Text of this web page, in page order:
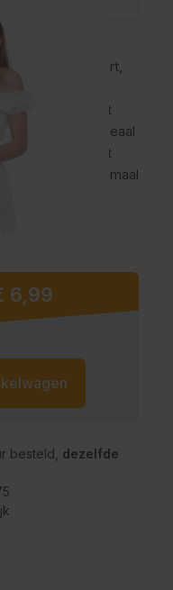
met schort,
op jouw
feestset zorgt
en is ideaal
Met
look helemaal
6,99
besteld, dezelfde